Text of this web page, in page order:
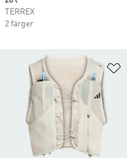
TERREX
2 färger